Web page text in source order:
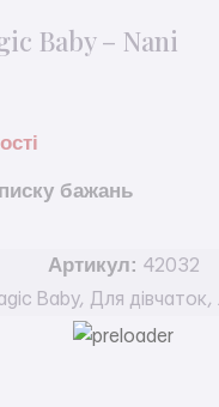
Baby – Nani
бажань
Артикул: 42032
Baby, Для дівчаток,